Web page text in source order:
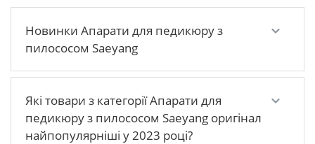
Новинки Апарати для педикюру з
пилососом Saeyang
Які товари з категорії Апарати для
педикюру з пилососом Saeyang оригінал
найпопулярніші у 2023 році?